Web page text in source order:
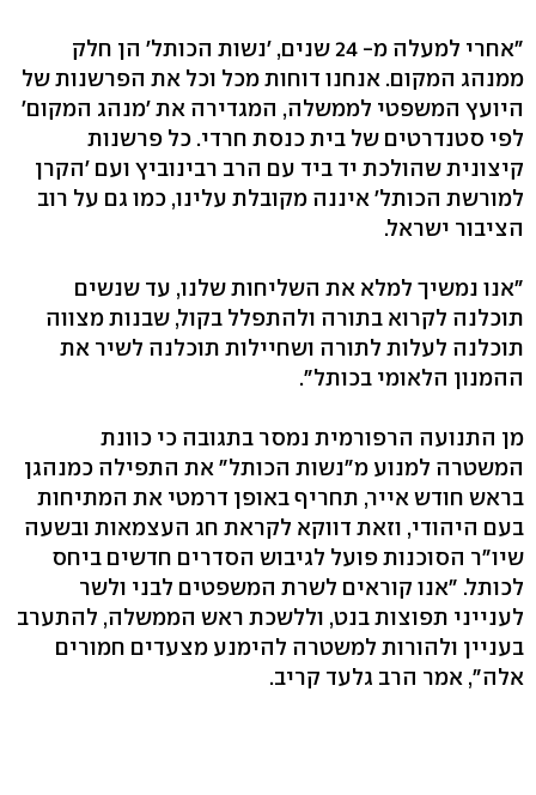
"אחרי למעלה מ- 24 שנים, 'נשות הכותל' הן חלק
ממנהג המקום. אנחנו דוחות מכל וכל את הפרשנות של
היועץ המשפטי לממשלה, המגדירה את 'מנהג המקום'
לפי סטנדרטים של בית כנסת חרדי. כל פרשנות
קיצונית שהולכת יד ביד עם הרב רבינוביץ ועם 'הקרן
למורשת הכותל' איננה מקובלת עלינו, כמו גם על רוב
הציבור ישראל.
"אנו נמשיך למלא את השליחות שלנו, עד שנשים
תוכלנה לקרוא בתורה ולהתפלל בקול, שבנות מצווה
תוכלנה לעלות לתורה ושחיילות תוכלנה לשיר את
ההמנון הלאומי בכותל".
מן התנועה הרפורמית נמסר בתגובה כי כוונת
המשטרה למנוע מ"נשות הכותל" את התפילה כמנהגן
בראש חודש אייר, תחריף באופן דרמטי את המתיחות
בעם היהודי, וזאת דווקא לקראת חג העצמאות ובשעה
שיו"ר הסוכנות פועל לגיבוש הסדרים חדשים ביחס
לכותל. "אנו קוראים לשרת המשפטים לבני ולשר
לענייני תפוצות בנט, וללשכת ראש הממשלה, להתערב
בעניין ולהורות למשטרה להימנע מצעדים חמורים
אלה", אמר הרב גלעד קריב.